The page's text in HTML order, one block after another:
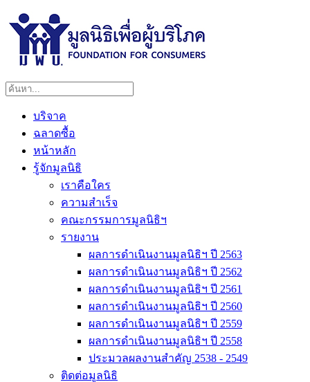
บริจาค
ฉลาดซื้อ
หน้าหลัก
รู้จักมูลนิธิ
เราคือใคร
ความสำเร็จ
คณะกรรมการมูลนิธิฯ
รายงาน
ผลการดำเนินงานมูลนิธิฯ ปี 2563
ผลการดำเนินงานมูลนิธิฯ ปี 2562
ผลการดำเนินงานมูลนิธิฯ ปี 2561
ผลการดำเนินงานมูลนิธิฯ ปี 2560
ผลการดำเนินงานมูลนิธิฯ ปี 2559
ผลการดำเนินงานมูลนิธิฯ ปี 2558
ประมวลผลงานสำคัญ 2538 - 2549
ติดต่อมูลนิธิ